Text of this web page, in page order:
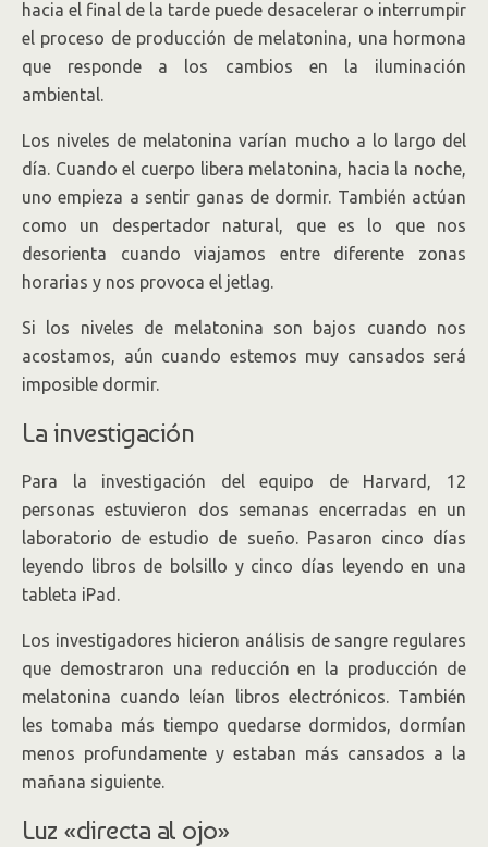
hacia el final de la tarde puede desacelerar o interrumpir
el proceso de producción de melatonina, una hormona
que responde a los cambios en la iluminación
ambiental.
Los niveles de melatonina varían mucho a lo largo del
día. Cuando el cuerpo libera melatonina, hacia la noche,
uno empieza a sentir ganas de dormir. También actúan
como un despertador natural, que es lo que nos
desorienta cuando viajamos entre diferente zonas
horarias y nos provoca el jetlag.
Si los niveles de melatonina son bajos cuando nos
acostamos, aún cuando estemos muy cansados será
imposible dormir.
La investigación
Para la investigación del equipo de Harvard, 12
personas estuvieron dos semanas encerradas en un
laboratorio de estudio de sueño. Pasaron cinco días
leyendo libros de bolsillo y cinco días leyendo en una
tableta iPad.
Los investigadores hicieron análisis de sangre regulares
que demostraron una reducción en la producción de
melatonina cuando leían libros electrónicos. También
les tomaba más tiempo quedarse dormidos, dormían
menos profundamente y estaban más cansados a la
mañana siguiente.
Luz «directa al ojo»